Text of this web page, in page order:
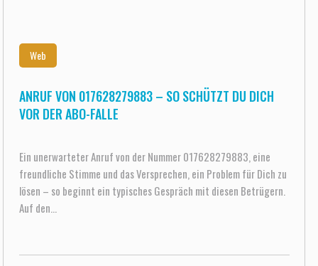
Web
ANRUF VON 017628279883 – SO SCHÜTZT DU DICH
VOR DER ABO-FALLE
Ein unerwarteter Anruf von der Nummer 017628279883, eine
freundliche Stimme und das Versprechen, ein Problem für Dich zu
lösen – so beginnt ein typisches Gespräch mit diesen Betrügern.
Auf den...